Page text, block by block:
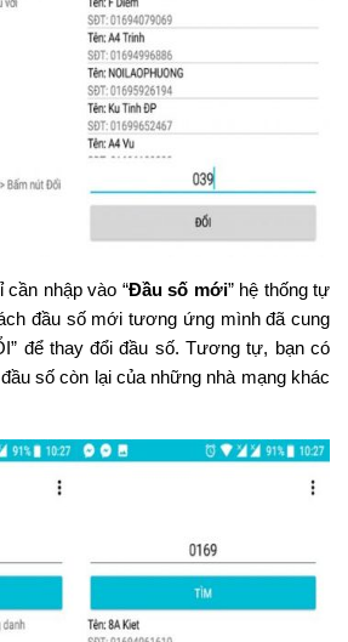
cần nhập vào “Đầu số mới” hệ thống tự
đầu số mới tương ứng mình đã cung
để thay đổi đầu số. Tương tự, bạn có
số còn lại của những nhà mạng khác